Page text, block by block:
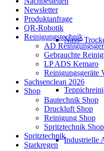
Nass-
Industrielle
Newsletter
Produktanfrage
QR-Robotik
Reinigungstechnik
AD
Gebrauchte
LP ADS Kemaro
Reinigungsgeräte
Sachsenclean 2026
Shop
Bautechnik Shop
Druckluft Shop
Reinigung Shop
Spritztechnik Shop
Spritztechnik
Starkregen